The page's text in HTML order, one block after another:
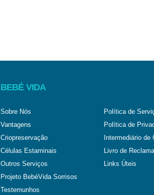
BEBÉ VIDA
Sobre Nós
Vantagens
Criopreservação
Células Estaminais
Outros Serviços
Projeto BebéVida Sorrisos
Testemunhos
Política de
Política de
Intermediário de
Livro de
Links Úteis